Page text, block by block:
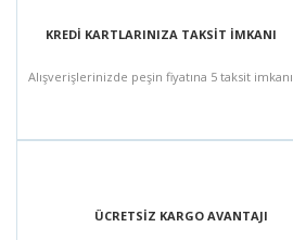
KREDİ KARTLARINIZA TAKSİT İMKANI
Alışverişlerinizde peşin fiyatına 5 taksit imkanı
ÜCRETSİZ KARGO AVANTAJI